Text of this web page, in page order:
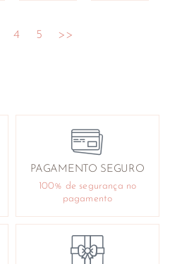
4 5 >>
PAGAMENTO SEGURO
100% de segurança no
pagamento